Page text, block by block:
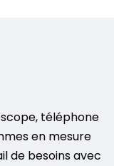
téléphone
en mesure
de besoins avec